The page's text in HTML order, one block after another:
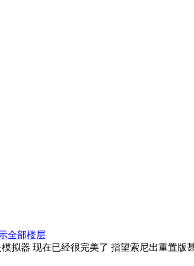
全部楼层
拟器 现在已经很完美了 指望索尼出重置版